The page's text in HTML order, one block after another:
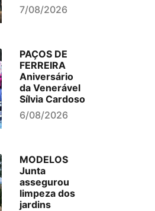
7/08/2026
PAÇOS DE
FERREIRA
Aniversário
da Venerável
Sílvia Cardoso
6/08/2026
MODELOS
Junta
assegurou
limpeza dos
jardins